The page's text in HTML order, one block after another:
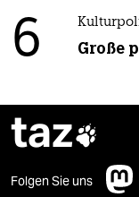
6 Große
taz
Folgen Sie uns